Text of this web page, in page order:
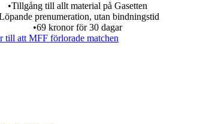
•Tillgång till allt material på Gasetten
prenumeration, utan bindningstid
•69 kronor för 30 dagar
till att MFF förlorade matchen